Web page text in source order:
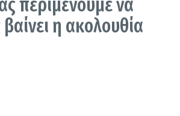
περιμένουμε να
η ακολουθία